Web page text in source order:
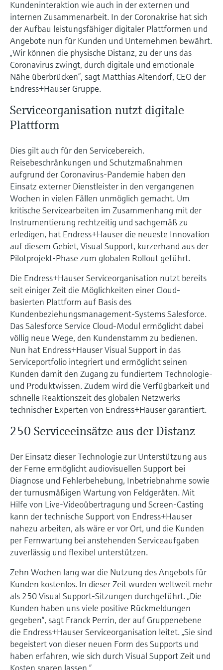
Device Viewer
Produktspezifische Informationen und
Dokumente finden
Ersatzteilsuche
Ersatzteile anhand von Produktwurzel,
Bestellcode oder Seriennummer finden
Füllstandsmessung
Füllstandsmessung Druck
Alle ansehen
Analysatoren für Härte, Eisen,
Aluminium & Chromat
Prozessphotometer
Mikrowellentransmission
Alle ansehen
Kundeninteraktion wie auch in der externen und
internen Zusammenarbeit. In der Coronakrise hat sich
der Aufbau leistungsfähiger digitaler Plattformen und
Angebote nun für Kunden und Unternehmen bewährt.
„Wir können die physische Distanz, zu der uns das
Coronavirus zwingt, durch digitale und emotionale
Nähe überbrücken“, sagt Matthias Altendorf, CEO der
Endress+Hauser Gruppe.
Serviceorganisation nutzt digitale
Plattform
Dies gilt auch für den Servicebereich.
Reisebeschränkungen und Schutzmaßnahmen
aufgrund der Coronavirus-Pandemie haben den
Einsatz externer Dienstleister in den vergangenen
Wochen in vielen Fällen unmöglich gemacht. Um
kritische Servicearbeiten im Zusammenhang mit der
Instrumentierung rechtzeitig und sachgemäß zu
erledigen, hat Endress+Hauser die neueste Innovation
auf diesem Gebiet, Visual Support, kurzerhand aus der
Pilotprojekt-Phase zum globalen Rollout geführt.
Die Endress+Hauser Serviceorganisation nutzt bereits
seit einiger Zeit die Möglichkeiten einer Cloud-
basierten Plattform auf Basis des
Kundenbeziehungsmanagement-Systems Salesforce.
Das Salesforce Service Cloud-Modul ermöglicht dabei
völlig neue Wege, den Kundenstamm zu bedienen.
Nun hat Endress+Hauser Visual Support in das
Serviceportfolio integriert und ermöglicht seinen
Kunden damit den Zugang zu fundiertem Technologie-
und Produktwissen. Zudem wird die Verfügbarkeit und
schnelle Reaktionszeit des globalen Netzwerks
technischer Experten von Endress+Hauser garantiert.
250 Serviceeinsätze aus der Distanz
Der Einsatz dieser Technologie zur Unterstützung aus
der Ferne ermöglicht audiovisuellen Support bei
Diagnose und Fehlerbehebung, Inbetriebnahme sowie
der turnusmäßigen Wartung von Feldgeräten. Mit
Hilfe von Live-Videoübertragung und Screen-Casting
kann der technische Support von Endress+Hauser
nahezu arbeiten, als wäre er vor Ort, und die Kunden
per Fernwartung bei anstehenden Serviceaufgaben
zuverlässig und flexibel unterstützen.
Zehn Wochen lang war die Nutzung des Angebots für
Kunden kostenlos. In dieser Zeit wurden weltweit mehr
als 250 Visual Support-Sitzungen durchgeführt. „Die
Kunden haben uns viele positive Rückmeldungen
gegeben“, sagt Franck Perrin, der auf Gruppenebene
die Endress+Hauser Serviceorganisation leitet. „Sie sind
begeistert von dieser neuen Form des Supports und
haben erfahren, wie sich durch Visual Support Zeit und
Kosten sparen lassen.“